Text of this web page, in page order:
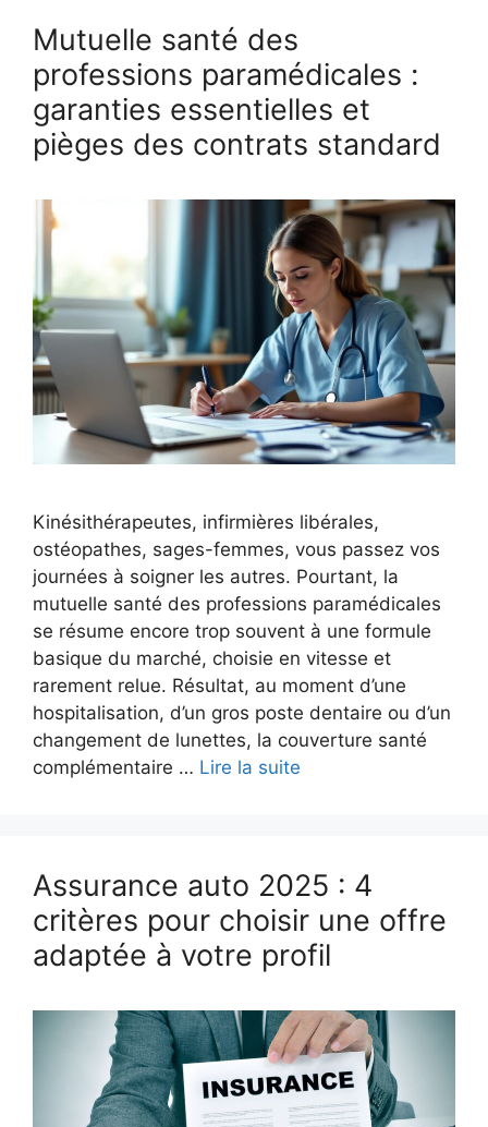
Mutuelle santé des
professions paramédicales :
garanties essentielles et
pièges des contrats standard
Kinésithérapeutes, infirmières libérales,
ostéopathes, sages-femmes, vous passez vos
journées à soigner les autres. Pourtant, la
mutuelle santé des professions paramédicales
se résume encore trop souvent à une formule
basique du marché, choisie en vitesse et
rarement relue. Résultat, au moment d’une
hospitalisation, d’un gros poste dentaire ou d’un
changement de lunettes, la couverture santé
complémentaire … Lire la suite
Assurance auto 2025 : 4
critères pour choisir une offre
adaptée à votre profil